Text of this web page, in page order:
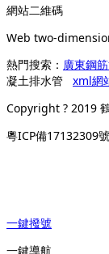
網站二維碼
Web two-
熱門搜索： 廣東鋼
凝土排水管 xml網
Copyright ? 2019
粵ICP備17132309號
一鍵撥號
一鍵導航